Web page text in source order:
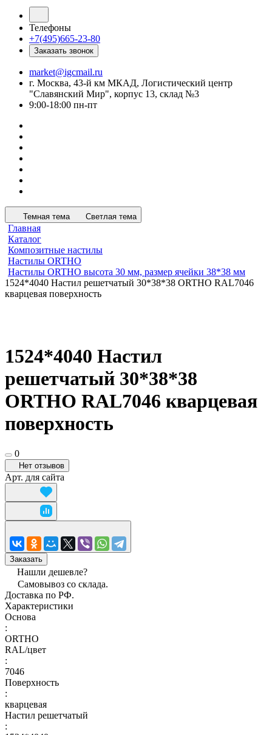
Телефоны
+7(495)665-23-80
Заказать звонок
market@igcmail.ru
г. Москва, 43-й км МКАД, Логистический центр
"Славянский Мир", корпус 13, склад №3
9:00-18:00 пн-пт
Темная тема Светлая тема
Главная
Каталог
Композитные настилы
Настилы ORTHO
Настилы ORTHO высота 30 мм, размер ячейки 38*38 мм
1524*4040 Настил решетчатый 30*38*38 ORTHO RAL7046
кварцевая поверхность
1524*4040 Настил
решетчатый 30*38*38
ORTHO RAL7046 кварцевая
поверхность
0
Нет отзывов
Арт. для сайта
Заказать
Нашли дешевле?
Самовывоз со склада.
Доставка по РФ.
Характеристики
Основа
:
ORTHO
RAL/цвет
:
7046
Поверхность
:
кварцевая
Настил решетчатый
: